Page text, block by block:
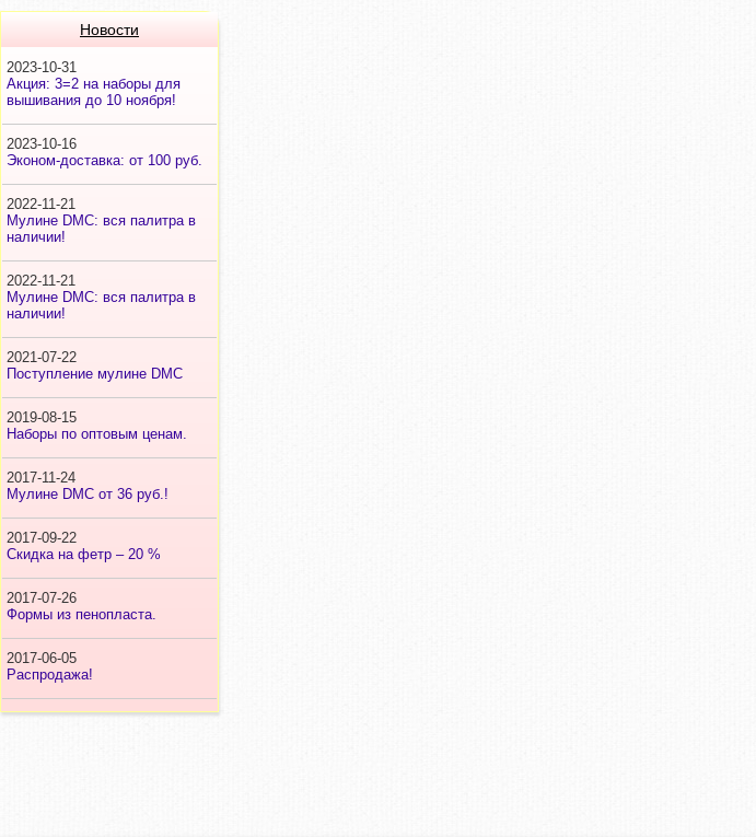
Новости
2023-10-31
Акция: 3=2 на наборы для
вышивания до 10 ноября!
2023-10-16
Эконом-доставка: от 100 руб.
2022-11-21
Мулине DMC: вся палитра в
наличии!
2022-11-21
Мулине DMC: вся палитра в
наличии!
2021-07-22
Поступление мулине DMC
2019-08-15
Наборы по оптовым ценам.
2017-11-24
Мулине DMC от 36 руб.!
2017-09-22
Скидка на фетр – 20 %
2017-07-26
Формы из пенопласта.
2017-06-05
Распродажа!